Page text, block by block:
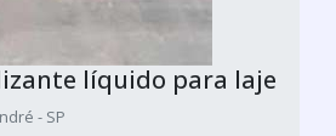
líquido para laje
- SP